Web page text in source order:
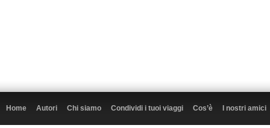
Home Autori Chi siamo Condividi i tuoi viaggi Cos’è I nostri amici